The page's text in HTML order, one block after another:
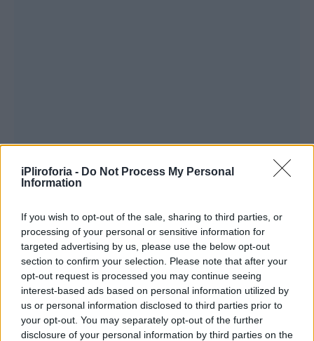
iPliroforia - Do Not Process My Personal
Information
If you wish to opt-out of the sale, sharing to third parties, or
processing of your personal or sensitive information for
targeted advertising by us, please use the below opt-out
section to confirm your selection. Please note that after your
opt-out request is processed you may continue seeing
interest-based ads based on personal information utilized by
us or personal information disclosed to third parties prior to
your opt-out. You may separately opt-out of the further
disclosure of your personal information by third parties on the